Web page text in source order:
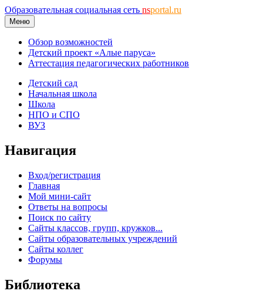
Образовательная социальная сеть nsportal.ru
Меню
Обзор возможностей
Детский проект «Алые паруса»
Аттестация педагогических работников
Детский сад
Начальная школа
Школа
НПО и СПО
ВУЗ
Навигация
Вход/регистрация
Главная
Мой мини-сайт
Ответы на вопросы
Поиск по сайту
Сайты классов, групп, кружков...
Сайты образовательных учреждений
Сайты коллег
Форумы
Библиотека